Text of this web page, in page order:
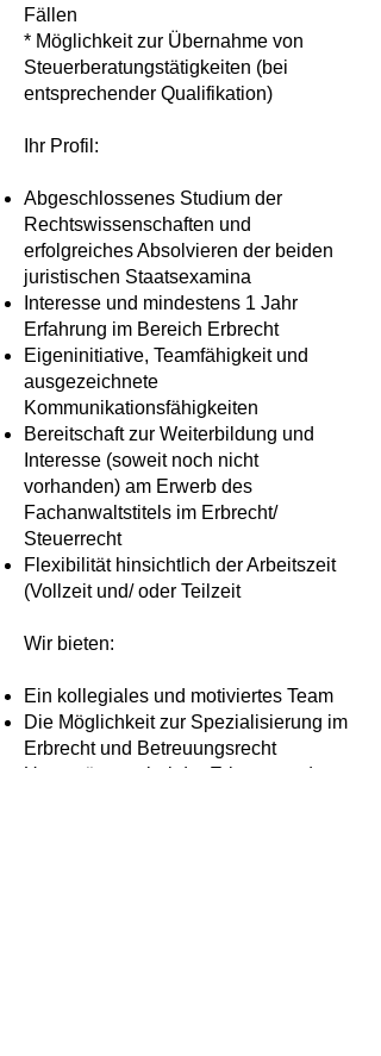
Fällen
* Möglichkeit zur Übernahme von
Steuerberatungstätigkeiten (bei
entsprechender Qualifikation)
Ihr Profil:
Abgeschlossenes Studium der
Rechtswissenschaften und
erfolgreiches Absolvieren der beiden
juristischen Staatsexamina
Interesse und mindestens 1 Jahr
Erfahrung im Bereich Erbrecht
Eigeninitiative, Teamfähigkeit und
ausgezeichnete
Kommunikationsfähigkeiten
Bereitschaft zur Weiterbildung und
Interesse (soweit noch nicht
vorhanden) am Erwerb des
Fachanwaltstitels im Erbrecht/
Steuerrecht
Flexibilität hinsichtlich der Arbeitszeit
(Vollzeit und/ oder Teilzeit
Wir bieten:
Ein kollegiales und motiviertes Team
Die Möglichkeit zur Spezialisierung im
Erbrecht und Betreuungsrecht
Unterstützung bei der Erlangung des